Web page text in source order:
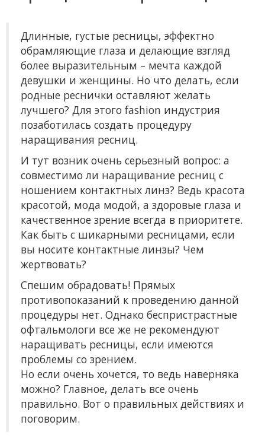
Длинные, густые ресницы, эффектно
обрамляющие глаза и делающие взгляд
более выразительным – мечта каждой
девушки и женщины. Но что делать, если
родные реснички оставляют желать
лучшего? Для этого fashion индустрия
позаботилась создать процедуру
наращивания ресниц.
И тут возник очень серьезный вопрос: а
совместимо ли наращивание ресниц с
ношением контактных линз? Ведь красота
красотой, мода модой, а здоровые глаза и
качественное зрение всегда в приоритете.
Как быть с шикарными ресницами, если
вы носите контактные линзы? Чем
жертвовать?
Спешим обрадовать! Прямых
противопоказаний к проведению данной
процедуры нет. Однако беспристрастные
офтальмологи все же не рекомендуют
наращивать ресницы, если имеются
проблемы со зрением.
Но если очень хочется, то ведь наверняка
можно? Главное, делать все очень
правильно. Вот о правильных действиях и
поговорим.